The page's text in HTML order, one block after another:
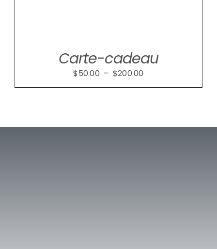
Carte-cadeau
$50.00 – $200.00
de
à